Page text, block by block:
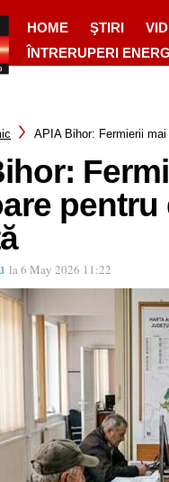
HOME ŞTIRI
ÎNTRERUPERI
APIA Bihor: Fermierii
la 6 May 2026 11:22